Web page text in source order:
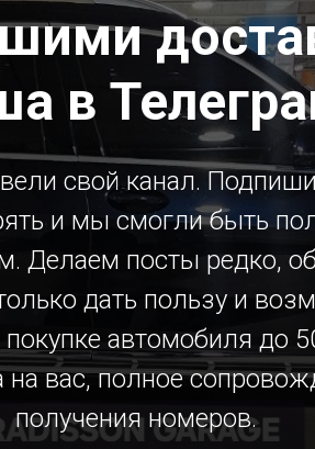
в
свой канал.
и мы смогли быть
Делаем посты редко,
дать пользу и
автомобиля до
вас, полное
получения номеров.